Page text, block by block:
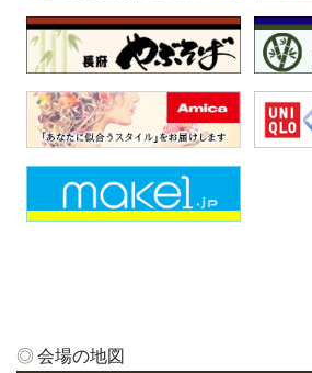
会場の地図